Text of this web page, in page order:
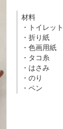
材料
・トイレッ
・折り紙
・色画用紙
・タコ糸
・はさみ
・のり
・ペン